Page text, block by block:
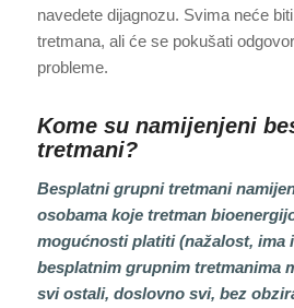
navedete dijagnozu. Svima neće
tretmana, ali će se pokušati
probleme.
Kome su namijenjeni
tretmani?
Besplatni grupni tretmani
osobama koje tretman
mogućnosti platiti (nažalost, ima
besplatnim grupnim tretmanima
svi ostali, doslovno svi, bez